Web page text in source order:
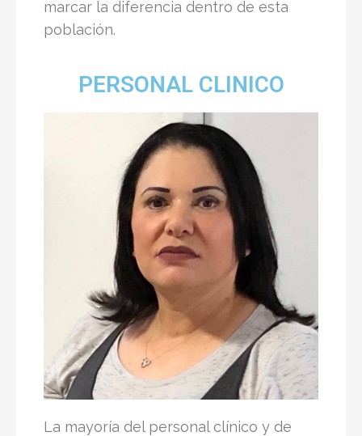
marcar la diferencia dentro de esta
población.
PERSONAL CLINICO
La mayoría del personal clínico y de